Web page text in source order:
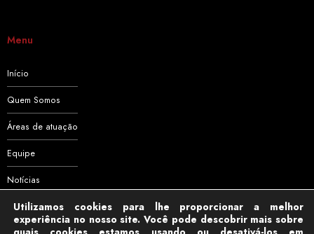
Menu
Início
Quem Somos
Áreas de atuação
Equipe
Notícias
Contato
Utilizamos cookies para lhe proporcionar a melhor
experiência no nosso site. Você pode descobrir mais sobre